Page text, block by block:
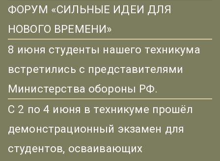
ФОРУМ «СИЛЬНЫЕ ИДЕИ ДЛЯ
НОВОГО ВРЕМЕНИ»
8 июня студенты нашего техникума
встретились с представителями
Министерства обороны РФ.
С 2 по 4 июня в техникуме прошёл
демонстрационный экзамен для
студентов, осваивающих